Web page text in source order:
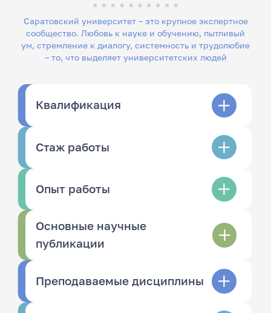
Саратовский университет – это крупное экспертное
сообщество. Любовь к науке и обучению, пытливый
ум, стремление к диалогу, системность и трудолюбие
– то, что выделяет университетских людей
Квалификация
Стаж работы
Опыт работы
Основные научные
публикации
Преподаваемые дисциплины